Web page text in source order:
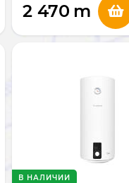
2 470 m
В НАЛИЧИИ